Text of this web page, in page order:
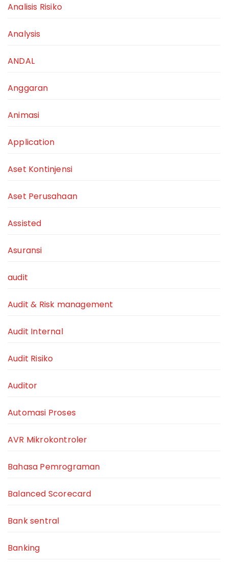
Analisis Risiko
Analysis
ANDAL
Anggaran
Animasi
Application
Aset Kontinjensi
Aset Perusahaan
Assisted
Asuransi
audit
Audit & Risk management
Audit Internal
Audit Risiko
Auditor
Automasi Proses
AVR Mikrokontroler
Bahasa Pemrograman
Balanced Scorecard
Bank sentral
Banking